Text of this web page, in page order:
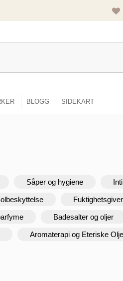
BLOGG SIDEKART
Såper og hygiene
Badesalter og oljer
Aromaterapi og Eteriske